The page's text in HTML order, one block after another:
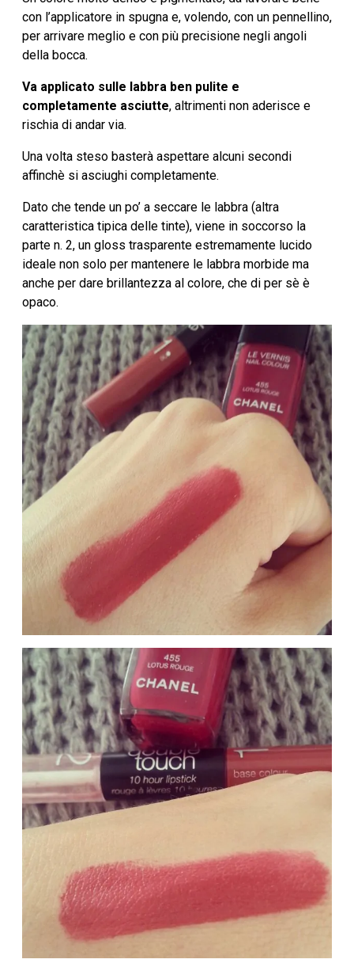
con l’applicatore in spugna e, volendo, con un pennellino,
per arrivare meglio e con più precisione negli angoli
della bocca.
Va applicato sulle labbra ben pulite e
completamente asciutte, altrimenti non aderisce e
rischia di andar via.
Una volta steso basterà aspettare alcuni secondi
affinchè si asciughi completamente.
Dato che tende un po’ a seccare le labbra (altra
caratteristica tipica delle tinte), viene in soccorso la
parte n. 2, un gloss trasparente estremamente lucido
ideale non solo per mantenere le labbra morbide ma
anche per dare brillantezza al colore, che di per sè è
opaco.